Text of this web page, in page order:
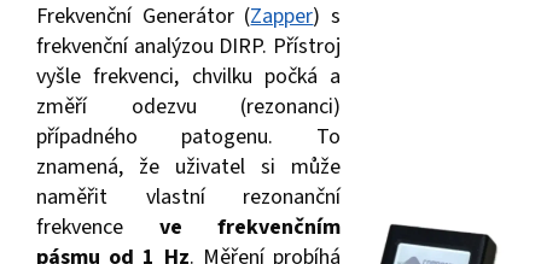
Frekvenční Generátor (Zapper) s
frekvenční analýzou DIRP. Přístroj
vyšle frekvenci, chvilku počká a
změří odezvu (rezonanci)
případného patogenu. To
znamená, že uživatel si může
naměřit vlastní rezonanční
frekvence ve frekvenčním
pásmu od 1 Hz. Měření probíhá